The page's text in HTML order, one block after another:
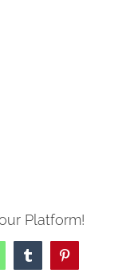
Platform!
TumblrPinterest